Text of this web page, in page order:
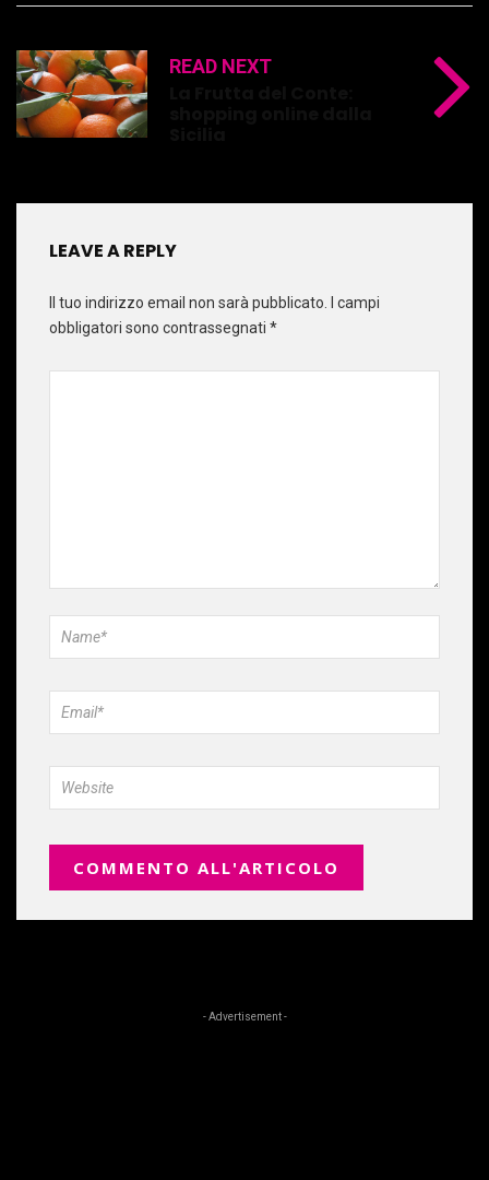
READ NEXT
LEAVE A REPLY
Il tuo indirizzo email non sarà pubblicato. I campi
obbligatori sono contrassegnati *
- Advertisement -